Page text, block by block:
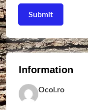
Information
Ocol.ro